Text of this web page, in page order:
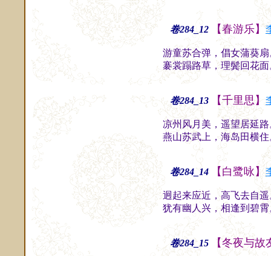
卷284_12 【春游乐】
游童苏合弹，倡女蒲葵
褰裳蹋路草，理鬓回花
卷284_13 【千里思】
凉州风月美，遥望居延
燕山苏武上，海岛田横
卷284_14 【白鹭咏】
迥起来应近，高飞去自
犹有幽人兴，相逢到碧霄
卷284_15 【冬夜与